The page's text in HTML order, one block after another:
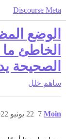
Discourse Meta
الوضع
الخاطئ ما
الصحيحة
ساهم خلل
Moin 22 يونيو 2022، 4:07م 7